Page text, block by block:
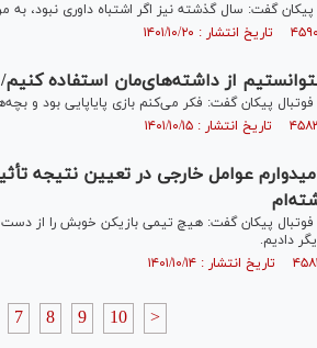
گفت: سال گذشته نیز اگر اشتباه داوری نبود، به
از داشته‌های‌مان استفاده
پیکان گفت: فکر می‌کنم بازی پایاپایی بود و
عوامل خارجی در تعیین نتیجه
پیکان گفت: هیچ تیمی بازیکن خوبش را از
دادیم.
7 8 9 10 >